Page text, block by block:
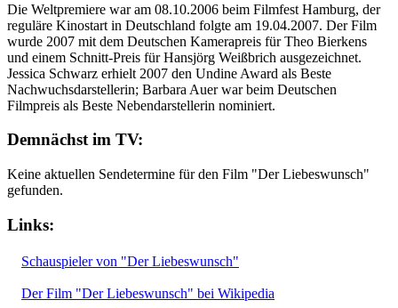
Die Weltpremiere war am 08.10.2006 beim Filmfest Hamburg, der
reguläre Kinostart in Deutschland folgte am 19.04.2007. Der Film
wurde 2007 mit dem Deutschen Kamerapreis für Theo Bierkens
und einem Schnitt-Preis für Hansjörg Weißbrich ausgezeichnet.
Jessica Schwarz erhielt 2007 den Undine Award als Beste
Nachwuchsdarstellerin; Barbara Auer war beim Deutschen
Filmpreis als Beste Nebendarstellerin nominiert.
Demnächst im TV:
Keine aktuellen Sendetermine für den Film "Der Liebeswunsch"
gefunden.
Links:
Schauspieler von "Der Liebeswunsch"
Der Film "Der Liebeswunsch" bei Wikipedia